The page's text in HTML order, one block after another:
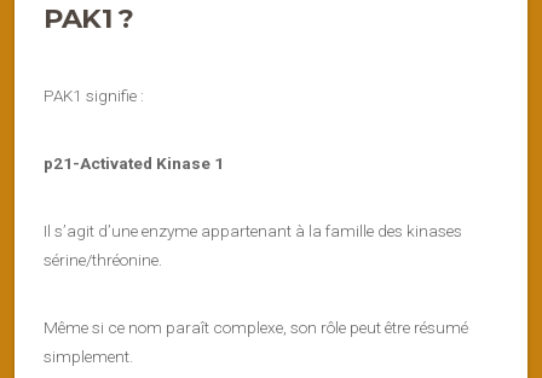
PAK1 ?
PAK1 signifie :
p21-Activated Kinase 1
Il s’agit d’une enzyme appartenant à la famille des kinases
sérine/thréonine.
Même si ce nom paraît complexe, son rôle peut être résumé
simplement.